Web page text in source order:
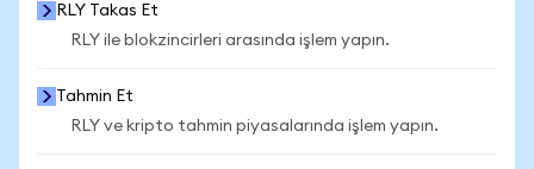
RLY Takas Et
RLY ile blokzincirleri arasında işlem yapın.
Tahmin Et
RLY ve kripto tahmin piyasalarında işlem yapın.